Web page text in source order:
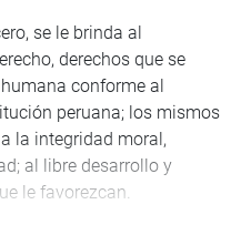
se le brinda al
derechos que se
conforme al
peruana; los mismos
la integridad moral,
al libre desarrollo y
le favorezcan.